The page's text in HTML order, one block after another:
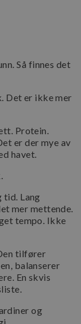
Så finnes det
Det er ikke mer
Protein.
er der mye av
havet.
tid. Lang
mer mettende.
tempo. Ikke
tilfører
balanserer
En skvis
og